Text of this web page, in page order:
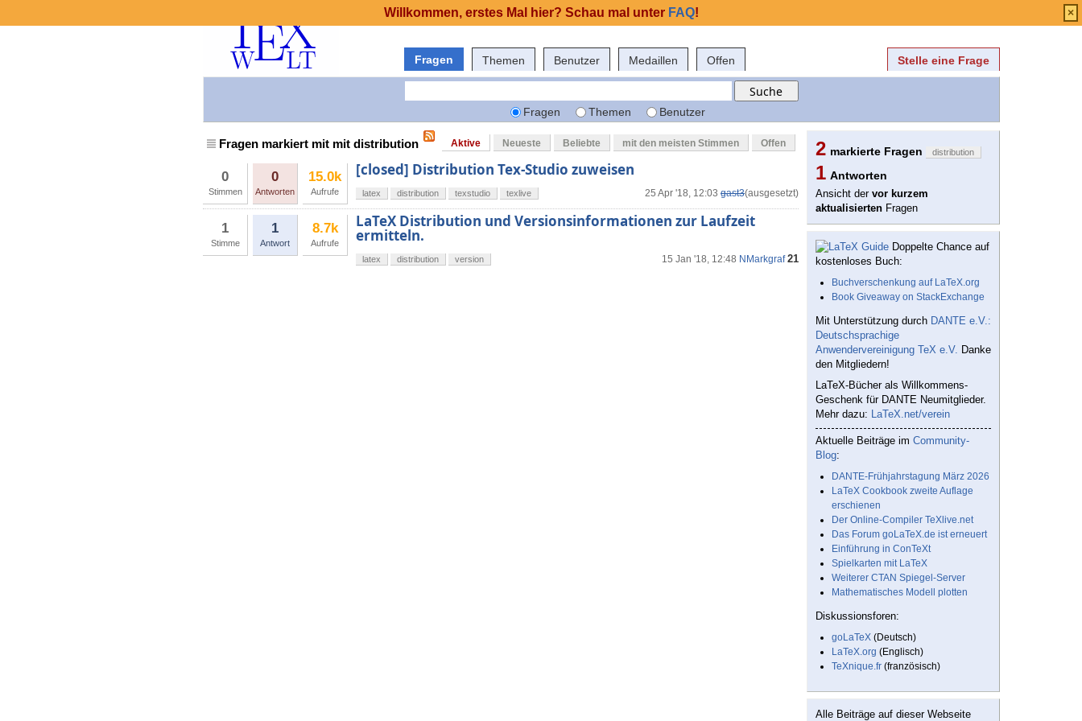
Fragen Themen Benutzer Medaillen Offen Stelle eine Frage
Fragen Themen Benutzer
Fragen markiert mit mit distribution Aktive Neueste Beliebte mit den meisten Stimmen Offen
0
Stimmen
0
Antworten
15.0k
Aufrufe
[closed] Distribution Tex-Studio zuweisen
25 Apr '18, 12:03 gast3(ausgesetzt)
latex distribution texstudio texlive
1
Stimme
1
Antwort
8.7k
Aufrufe
LaTeX Distribution und Versionsinformationen zur Laufzeit
ermitteln.
15 Jan '18, 12:48 NMarkgraf 21
latex distribution version
2 markierte Fragen distribution
1 Antworten
Ansicht der vor kurzem
aktualisierten Fragen
Doppelte Chance auf
kostenloses Buch:
Buchverschenkung auf LaTeX.org
Book Giveaway on StackExchange
Mit Unterstützung durch DANTE e.V.:
Deutschsprachige
Anwendervereinigung TeX e.V. Danke
den Mitgliedern!
LaTeX-Bücher als Willkommens-
Geschenk für DANTE Neumitglieder.
Mehr dazu: LaTeX.net/verein
Aktuelle Beiträge im Community-
Blog:
DANTE-Frühjahrstagung März 2026
LaTeX Cookbook zweite Auflage
erschienen
Der Online-Compiler TeXlive.net
Das Forum goLaTeX.de ist erneuert
Einführung in ConTeXt
Spielkarten mit LaTeX
Weiterer CTAN Spiegel-Server
Mathematisches Modell plotten
Diskussionsforen:
goLaTeX (Deutsch)
LaTeX.org (Englisch)
TeXnique.fr (französisch)
Alle Beiträge auf dieser Webseite
Willkommen, erstes Mal hier? Schau mal unter FAQ! ×